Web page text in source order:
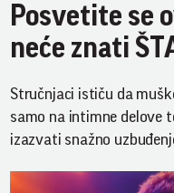
Posvetite se
neće znati
Stručnjaci ističu da
samo na intimne delove
izazvati snažno